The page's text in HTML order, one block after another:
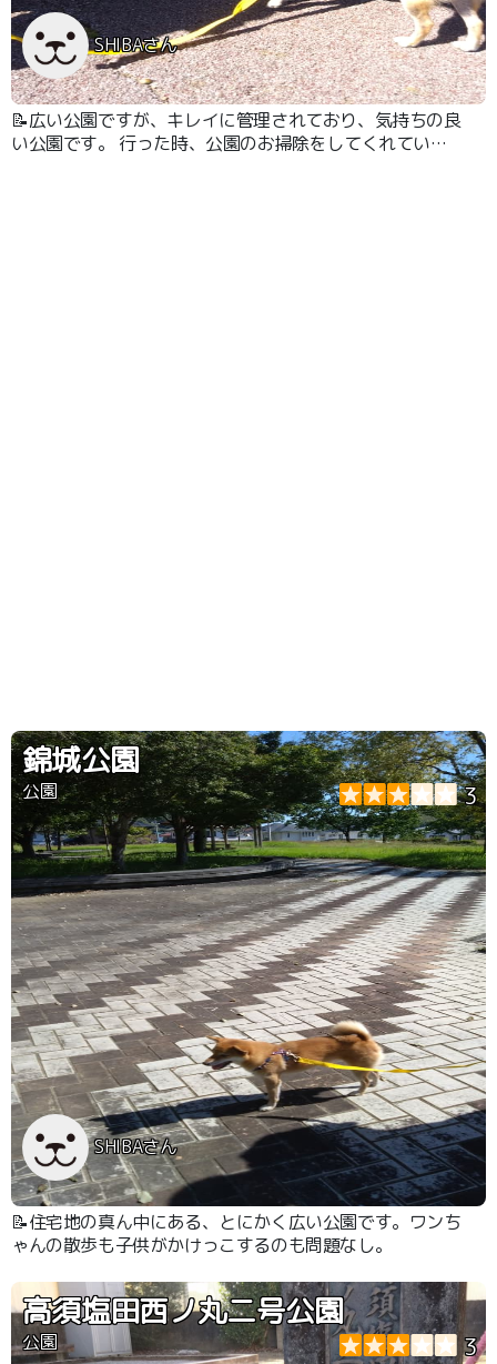
SHIBAさん
📝広い公園ですが、キレイに管理されており、気持ちの良
い公園です。 行った時、公園のお掃除をしてくれていま
錦城公園
公園 3
SHIBAさん
📝住宅地の真ん中にある、とにかく広い公園です。ワンち
ゃんの散歩も子供がかけっこするのも問題なし。
高須塩田西ノ丸二号公園
公園 3